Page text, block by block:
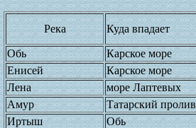
Река Куда впадает
Обь
Карское море
Енисей
Карское море
Лена
море Лаптевых
Амур
Татарский пролив
Иртыш
Обь